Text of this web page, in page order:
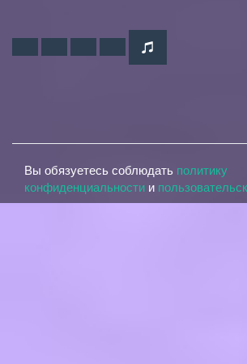
Вы обязуетесь соблюдать политику
конфиденциальности и